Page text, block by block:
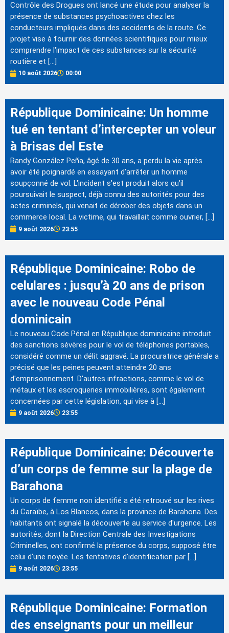
Contrôle des Drogues ont lancé une étude pour analyser la
présence de substances psychoactives chez les
conducteurs impliqués dans des accidents de la route. Ce
projet vise à fournir des données scientifiques pour mieux
comprendre l'impact de ces substances sur la sécurité
routière et […]
10 août 2026 00:00
République Dominicaine: Un homme
tué en tentant d’intercepter un voleur
à Brisas del Este
Randy González Peña, âgé de 30 ans, a perdu la vie après
avoir été poignardé en essayant d'arrêter un homme
soupçonné de vol. L'incident s'est produit alors qu'il
poursuivait le suspect, déjà connu des autorités pour des
actes criminels, qui venait de dérober des objets dans un
commerce local. La victime, qui travaillait comme ouvrier, […]
9 août 2026 23:55
République Dominicaine: Robo de
celulares : jusqu’à 20 ans de prison
avec le nouveau Code Pénal
dominicain
Le nouveau Code Pénal en République dominicaine introduit
des sanctions sévères pour le vol de téléphones portables,
considéré comme un délit aggravé. La procuratrice générale a
précisé que les peines peuvent atteindre 20 ans
d'emprisonnement. D'autres infractions, comme le vol de
métaux et les escroqueries immobilières, sont également
concernées par cette législation, qui vise à […]
9 août 2026 23:55
République Dominicaine: Découverte
d’un corps de femme sur la plage de
Barahona
Un corps de femme non identifié a été retrouvé sur les rives
du Caraïbe, à Los Blancos, dans la province de Barahona. Des
habitants ont signalé la découverte au service d'urgence. Les
autorités, dont la Direction Centrale des Investigations
Criminelles, ont confirmé la présence du corps, supposé être
celui d'une noyée. Les tentatives d'identification par […]
9 août 2026 23:55
République Dominicaine: Formation
des enseignants pour un meilleur